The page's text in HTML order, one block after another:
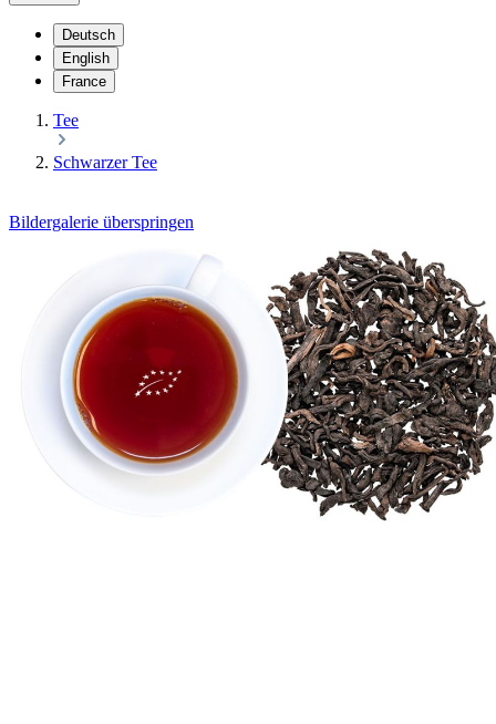
Deutsch
English
France
Tee
Schwarzer Tee
Bildergalerie überspringen